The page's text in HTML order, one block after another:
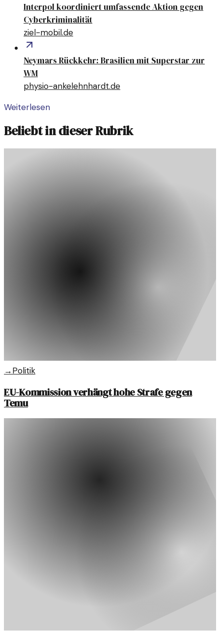
Interpol koordiniert umfassende Aktion gegen
Cyberkriminalität
ziel-mobil.de
Neymars Rückkehr: Brasilien mit Superstar zur
WM
physio-ankelehnhardt.de
Weiterlesen
Beliebt in dieser Rubrik
→Politik
EU-Kommission verhängt hohe Strafe gegen
Temu